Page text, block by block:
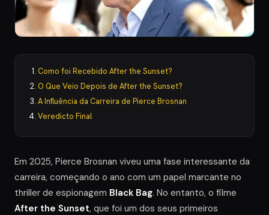
Como foi Recebido After the Sunset?
O Que Veio Depois de After the Sunset?
A Influência da Carreira de Pierce Brosnan
Veredicto Final
Em 2025, Pierce Brosnan viveu uma fase interessante da
carreira, começando o ano com um papel marcante no
thriller de espionagem Black Bag. No entanto, o filme
After the Sunset, que foi um dos seus primeiros